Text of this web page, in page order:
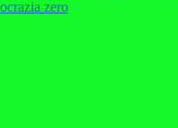
zero